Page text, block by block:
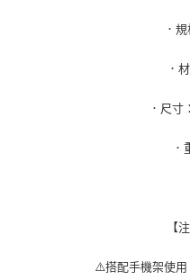
每筆NT$100，滿NT$990(含
．
．
．尺寸
．
【
⚠️搭配手機架使用